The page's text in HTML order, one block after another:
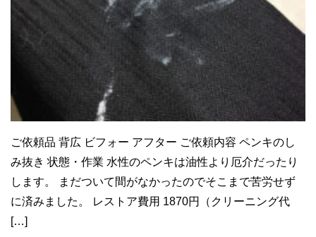
ご依頼品 背広 ビフォー アフター ご依頼内容 ペンキのし
み抜き 状態・作業 水性のペンキは油性より厄介だったり
します。 まだついて間がなかったのでそこまで苦労せず
に済みました。 レストア費用 1870円（クリーニング代
[…]